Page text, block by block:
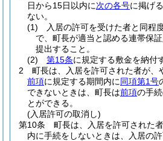
日から15日以内に次の各号に掲げ
ない。
(1)
入居の許可を受けた者と同程
で、町長が適当と認める連帯保
提出すること。
(2)
第15条に規定する敷金を納付
2
町長は、入居を許可された者が、
前項に規定する期間内に同項第1号
できないときは、町長は前項の手
とができる。
(入居許可の取消し)
第10条
町長は、入居を許可された
内に手続をしないときは、入居の